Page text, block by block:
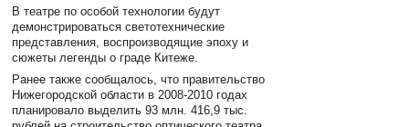
В театре по особой технологии будут
демонстрироваться светотехнические
представления, воспроизводящие эпоху и
сюжеты легенды о граде Китеже.
Ранее также сообщалось, что правительство
Нижегородской области в 2008-2010 годах
планировало выделить 93 млн. 416,9 тыс.